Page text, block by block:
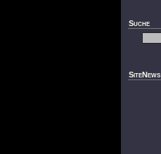
Suche
SiteNews